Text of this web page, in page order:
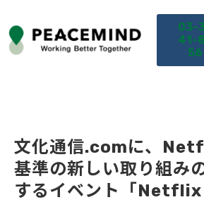
03-
41-
56
サービス
課題から探す
文化通信.comに、
基準の新しい取り組み
するイベント「